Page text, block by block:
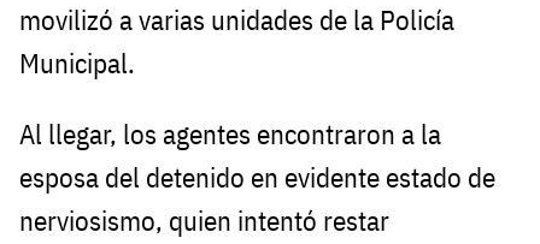
movilizó a varias unidades de la Policía
Municipal.
Al llegar, los agentes encontraron a la
esposa del detenido en evidente estado de
nerviosismo, quien intentó restar